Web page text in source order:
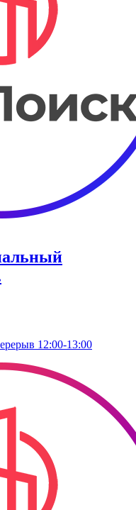
12:00-13:00